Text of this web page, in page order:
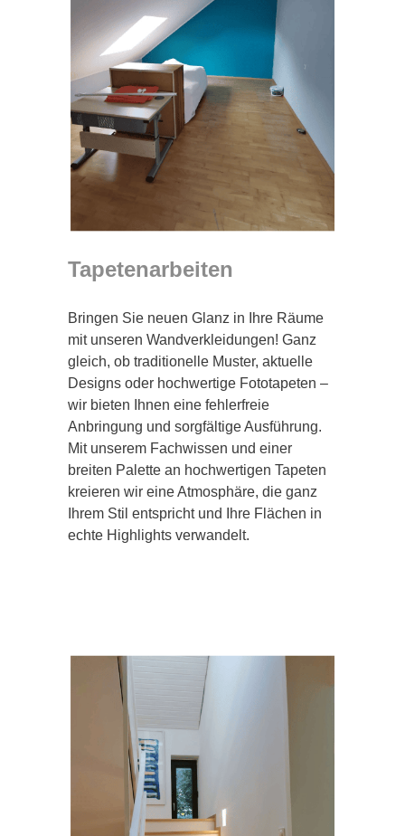
Tapetenarbeiten
Bringen Sie neuen Glanz in Ihre Räume
mit unseren Wandverkleidungen! Ganz
gleich, ob traditionelle Muster, aktuelle
Designs oder hochwertige Fototapeten –
wir bieten Ihnen eine fehlerfreie
Anbringung und sorgfältige Ausführung.
Mit unserem Fachwissen und einer
breiten Palette an hochwertigen Tapeten
kreieren wir eine Atmosphäre, die ganz
Ihrem Stil entspricht und Ihre Flächen in
echte Highlights verwandelt.